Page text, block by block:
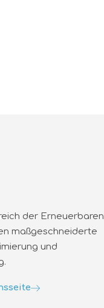
der Erneuerbaren
maßgeschneiderte
und